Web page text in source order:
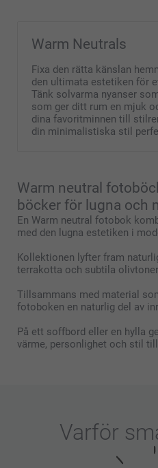
som den ska vara, är
Varmt välkommen åter!
Varma hälsningar
Kirsi @smartphoto
Warm Neutrals
Fixa den rätta känslan
den ultimata estetiken för
Tänk solvarma nyanser
som ger ditt rum en mjuk
dina favoritminnen till
din minimalistiska stil
Warm neutral
böcker för lugna och
En Warm neutral fotobok
med den lugna estetiken i
Kollektionen lyfter fram
terrakotta och subtila
Tillsammans med material
fotoboken en naturlig del av
På ett soffbord eller en hylla
värme, personlighet och stil
Varför